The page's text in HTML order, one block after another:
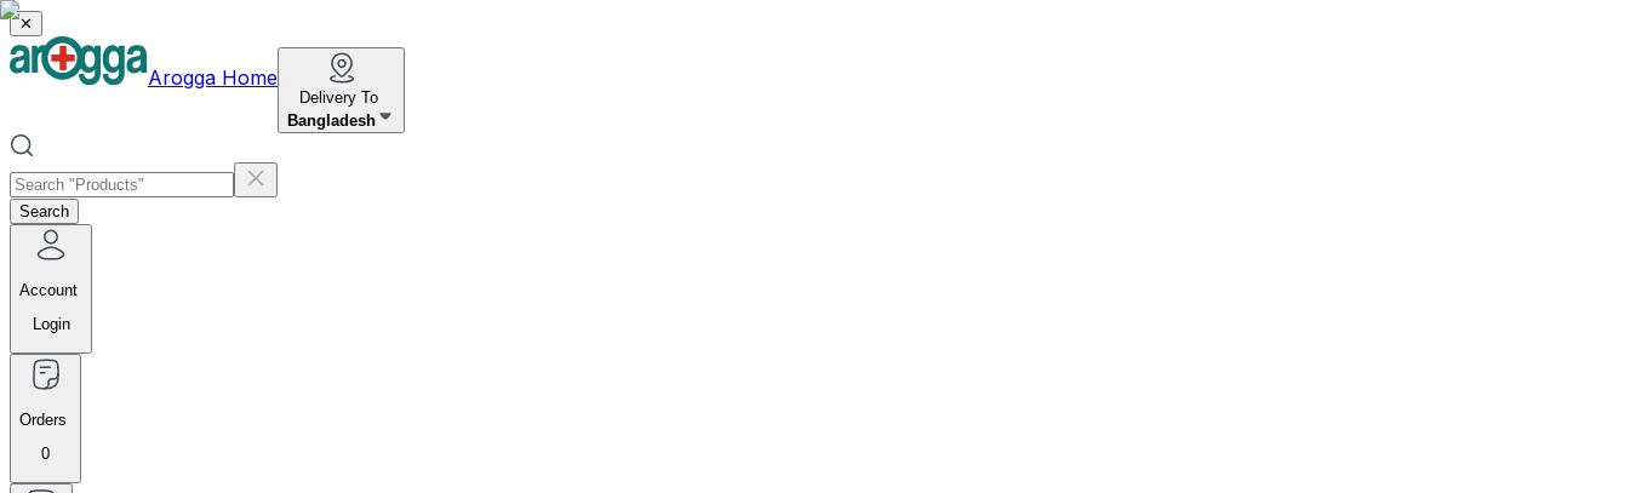
✕
Arogga Home
Delivery To
Bangladesh
Search
Account
Login
Orders
0